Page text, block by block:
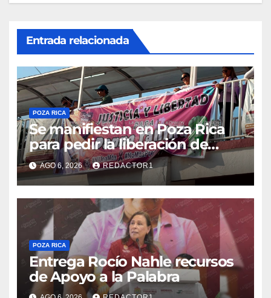
Entrada relacionada
POZA RICA
Se manifiestan en Poza Rica
para pedir la liberación de
Danna Yanina y el
esclarecimiento del caso
Dafne
AGO 6, 2026 REDACTOR1
POZA RICA
Entrega Rocío Nahle recursos
de Apoyo a la Palabra